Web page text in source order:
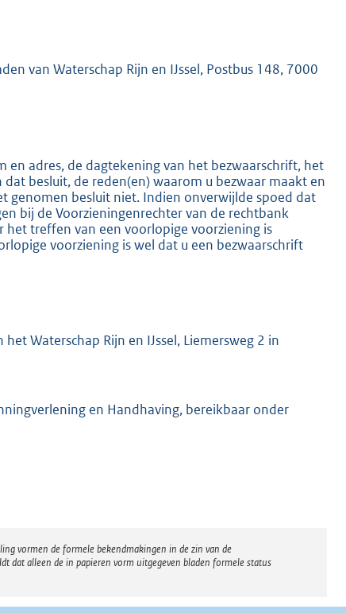
van Waterschap Rijn en IJssel, Postbus 148, 7000
adres, de dagtekening van het bezwaarschrift, het
besluit, de reden(en) waarom u bezwaar maakt en
genomen besluit niet. Indien onverwijlde spoed dat
bij de Voorzieningenrechter van de rechtbank
het treffen van een voorlopige voorziening is
voorziening is wel dat u een bezwaarschrift
Waterschap Rijn en IJssel, Liemersweg 2 in
en Handhaving, bereikbaar onder
vormen de formele bekendmakingen in de zin van de
dat alleen de in papieren vorm uitgegeven bladen formele status